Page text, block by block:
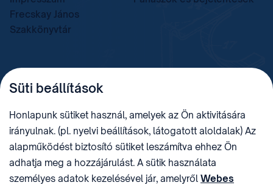
Frecskay János
Szakkönyvtár
TELEFON
+36 (1) 312 4400
sztnh@hipo.gov.hu 15311746-2-42
CÍM
1081 Budapest II. János
Pál pápa tér 7.
HIVATAL RÖVID NEVE
SZTNHOPS, KRID:
174434905
KÖZÖSSÉGI MÉDIA
Süti beállítások
Honlapunk sütiket használ, amelyek az Ön aktivitására
irányulnak. (pl. nyelvi beállítások, látogatott aloldalak) Az
alapműködést biztosító sütiket leszámítva ehhez Ön
adhatja meg a hozzájárulást. A sütik használata
személyes adatok kezelésével jár, amelyről Webes